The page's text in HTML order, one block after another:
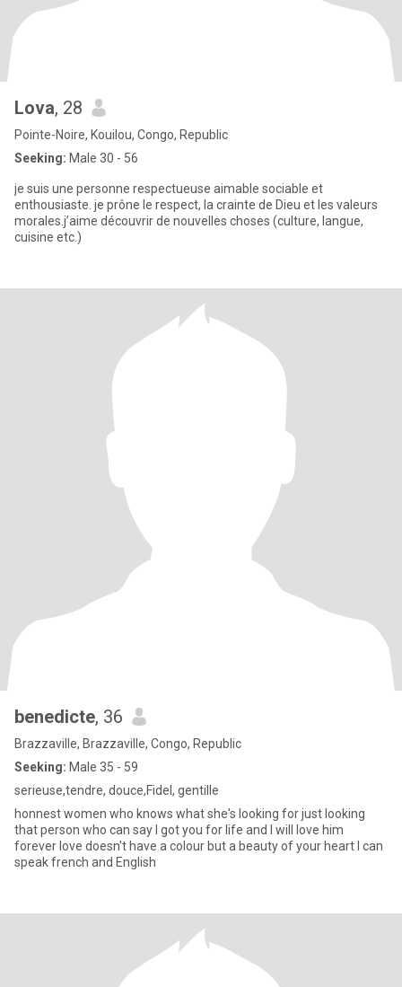
Lova, 28
Pointe-Noire, Kouilou, Congo, Republic
Seeking: Male 30 - 56
je suis une personne respectueuse aimable sociable et
enthousiaste. je prône le respect, la crainte de Dieu et les valeurs
morales.j’aime découvrir de nouvelles choses (culture, langue,
cuisine etc.)
benedicte, 36
Brazzaville, Brazzaville, Congo, Republic
Seeking: Male 35 - 59
serieuse,tendre, douce,Fidel, gentille
honnest women who knows what she's looking for just looking
that person who can say I got you for life and I will love him
forever love doesn't have a colour but a beauty of your heart I can
speak french and English